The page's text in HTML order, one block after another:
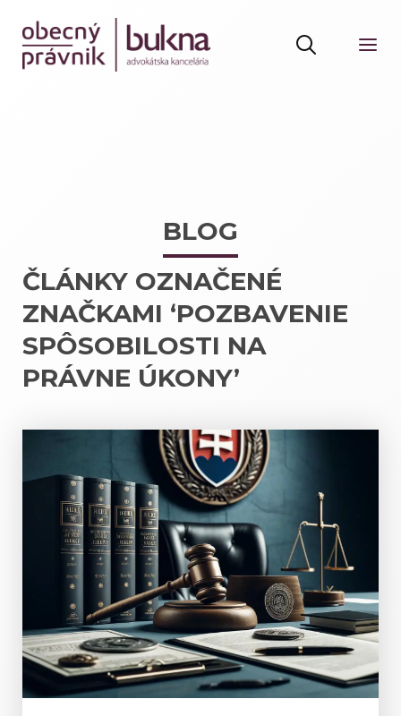
BLOG
ČLÁNKY OZNAČENÉ
ZNAČKAMI ‘POZBAVENIE
SPÔSOBILOSTI NA
PRÁVNE ÚKONY’